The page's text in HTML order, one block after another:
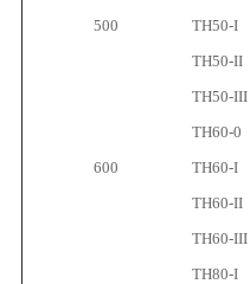
500
ТН50-I
ТН50-II
ТН50-III
ТН60-0
600
ТН60-I
ТН60-II
ТН60-III
ТН80-I